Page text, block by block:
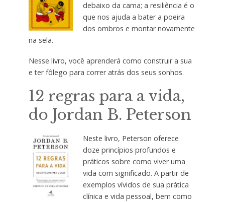
debaixo da cama; a resiliência é o
que nos ajuda a bater a poeira
dos ombros e montar novamente
na sela.
Nesse livro, você aprenderá como construir a sua
e ter fôlego para correr atrás dos seus sonhos.
12 regras para a vida,
do Jordan B. Peterson
Neste livro, Peterson oferece
doze princípios profundos e
práticos sobre como viver uma
vida com significado. A partir de
exemplos vívidos de sua prática
clínica e vida pessoal, bem como